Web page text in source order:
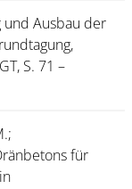
und Ausbau der
S. 71 –
für